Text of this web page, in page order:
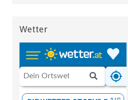
Wetter